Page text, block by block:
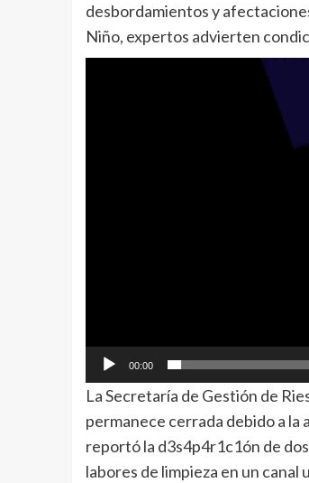
desbordamientos y
Niño, expertos advierten
00:00
La Secretaría de Gestión de
permanece cerrada debido a la
reportó la d3s4p4r1c1ón de
labores de limpieza en un canal